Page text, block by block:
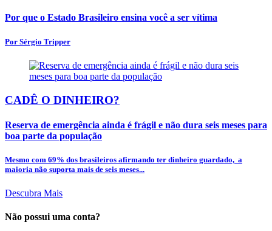
Por que o Estado Brasileiro ensina você a ser vítima
Por Sérgio Tripper
CADÊ O DINHEIRO?
Reserva de emergência ainda é frágil e não dura seis meses para
boa parte da população
Mesmo com 69% dos brasileiros afirmando ter dinheiro guardado, a
maioria não suporta mais de seis meses...
Descubra Mais
Não possui uma conta?